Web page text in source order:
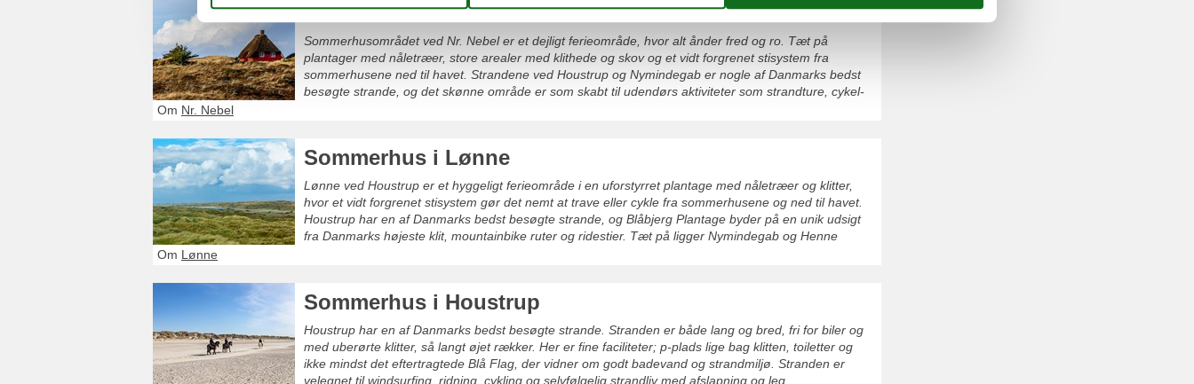
Sommerhus i Nr. Nebel
Sommerhusområdet ved Nr. Nebel er et dejligt ferieområde, hvor alt ånder fred og ro. Tæt på
plantager med nåletræer, store arealer med klithede og skov og et vidt forgrenet stisystem fra
sommerhusene ned til havet. Strandene ved Houstrup og Nymindegab er nogle af Danmarks bedst
besøgte strande, og det skønne område er som skabt til udendørs aktiviteter som strandture, cykel-
Om Nr. Nebel
Sommerhus i Lønne
Lønne ved Houstrup er et hyggeligt ferieområde i en uforstyrret plantage med nåletræer og klitter,
hvor et vidt forgrenet stisystem gør det nemt at trave eller cykle fra sommerhusene og ned til havet.
Houstrup har en af Danmarks bedst besøgte strande, og Blåbjerg Plantage byder på en unik udsigt
fra Danmarks højeste klit, mountainbike ruter og ridestier. Tæt på ligger Nymindegab og Henne
Om Lønne
Sommerhus i Houstrup
Houstrup har en af Danmarks bedst besøgte strande. Stranden er både lang og bred, fri for biler og
med uberørte klitter, så langt øjet rækker. Her er fine faciliteter; p-plads lige bag klitten, toiletter og
ikke mindst det eftertragtede Blå Flag, der vidner om godt badevand og strandmiljø. Stranden er
velegnet til windsurfing, ridning, cykling og selvfølgelig strandliv med afslapning og leg.